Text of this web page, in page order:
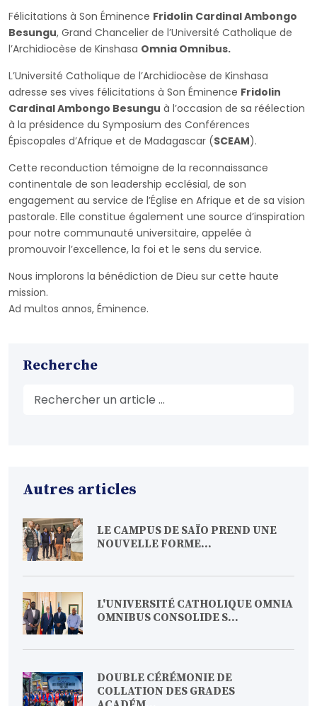
Félicitations à Son Éminence Fridolin Cardinal Ambongo
Besungu, Grand Chancelier de l’Université Catholique de
l’Archidiocèse de Kinshasa Omnia Omnibus.
L’Université Catholique de l’Archidiocèse de Kinshasa
adresse ses vives félicitations à Son Éminence Fridolin
Cardinal Ambongo Besungu à l’occasion de sa réélection
à la présidence du Symposium des Conférences
Épiscopales d’Afrique et de Madagascar (SCEAM).
Cette reconduction témoigne de la reconnaissance
continentale de son leadership ecclésial, de son
engagement au service de l’Église en Afrique et de sa vision
pastorale. Elle constitue également une source d’inspiration
pour notre communauté universitaire, appelée à
promouvoir l’excellence, la foi et le sens du service.
Nous implorons la bénédiction de Dieu sur cette haute
mission.
Ad multos annos, Éminence.
Recherche
Autres articles
LE CAMPUS DE SAÏO PREND UNE
NOUVELLE FORME...
L'UNIVERSITÉ CATHOLIQUE OMNIA
OMNIBUS CONSOLIDE S...
DOUBLE CÉRÉMONIE DE
COLLATION DES GRADES